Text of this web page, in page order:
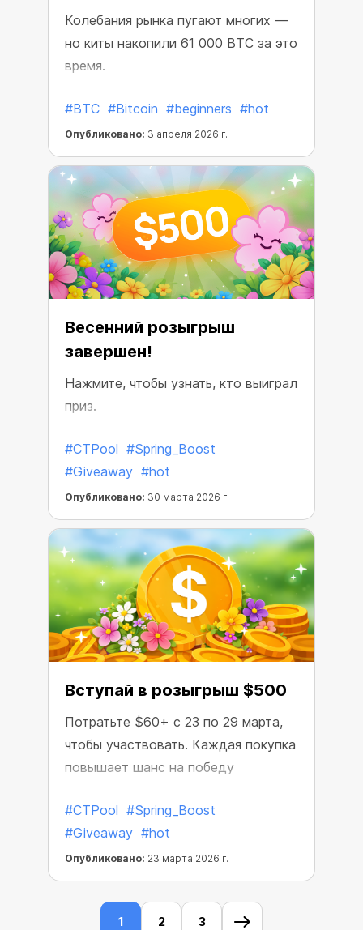
рынка
Колебания рынка пугают многих —
но киты накопили 61 000 BTC за это
время.
#BTC #Bitcoin #beginners #hot
Опубликовано: 3 апреля 2026 г.
Весенний розыгрыш
завершен!
Нажмите, чтобы узнать, кто выиграл
приз.
#CTPool #Spring_Boost
#Giveaway #hot
Опубликовано: 30 марта 2026 г.
Вступай в розыгрыш $500
Потратьте $60+ с 23 по 29 марта,
чтобы участвовать. Каждая покупка
повышает шанс на победу
#CTPool #Spring_Boost
#Giveaway #hot
Опубликовано: 23 марта 2026 г.
1 2 3